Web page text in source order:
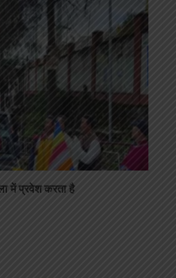
में प्रवेश करता है